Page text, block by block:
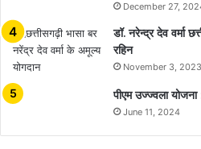
December 27,
डॉ. नरेन्द्र देव वर्मा
रहिन
November 3, 2023
पीएम उज्ज्वला
June 11, 2024